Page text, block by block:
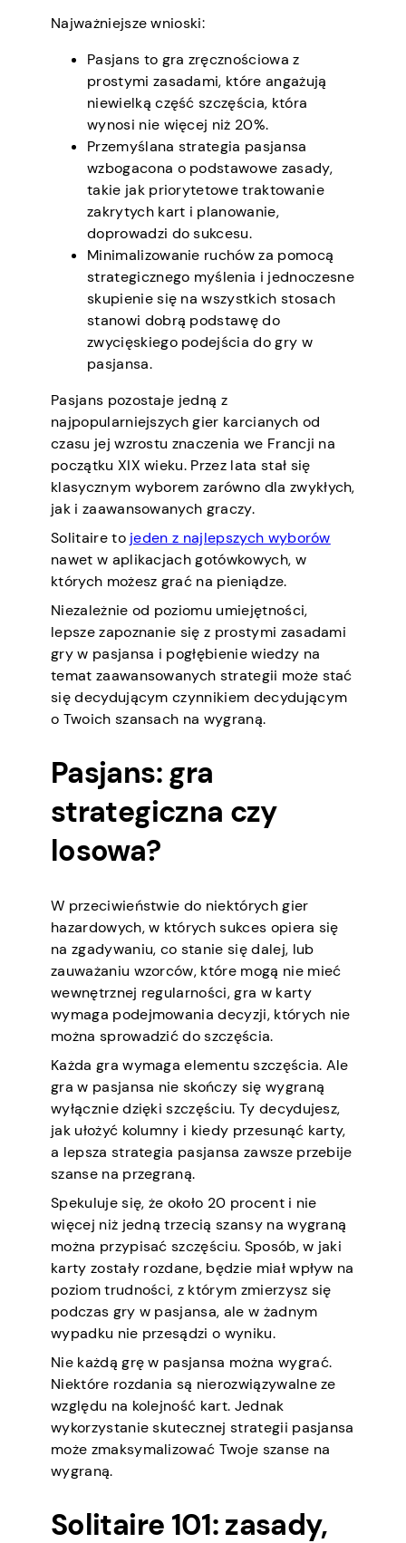
Najważniejsze wnioski:
Pasjans to gra zręcznościowa z
prostymi zasadami, które angażują
niewielką część szczęścia, która
wynosi nie więcej niż 20%.
Przemyślana strategia pasjansa
wzbogacona o podstawowe zasady,
takie jak priorytetowe traktowanie
zakrytych kart i planowanie,
doprowadzi do sukcesu.
Minimalizowanie ruchów za pomocą
strategicznego myślenia i jednoczesne
skupienie się na wszystkich stosach
stanowi dobrą podstawę do
zwycięskiego podejścia do gry w
pasjansa.
Pasjans pozostaje jedną z
najpopularniejszych gier karcianych od
czasu jej wzrostu znaczenia we Francji na
początku XIX wieku. Przez lata stał się
klasycznym wyborem zarówno dla zwykłych,
jak i zaawansowanych graczy.
Solitaire to jeden z najlepszych wyborów
nawet w aplikacjach gotówkowych, w
których możesz grać na pieniądze.
Niezależnie od poziomu umiejętności,
lepsze zapoznanie się z prostymi zasadami
gry w pasjansa i pogłębienie wiedzy na
temat zaawansowanych strategii może stać
się decydującym czynnikiem decydującym
o Twoich szansach na wygraną.
Pasjans: gra
strategiczna czy
losowa?
W przeciwieństwie do niektórych gier
hazardowych, w których sukces opiera się
na zgadywaniu, co stanie się dalej, lub
zauważaniu wzorców, które mogą nie mieć
wewnętrznej regularności, gra w karty
wymaga podejmowania decyzji, których nie
można sprowadzić do szczęścia.
Każda gra wymaga elementu szczęścia. Ale
gra w pasjansa nie skończy się wygraną
wyłącznie dzięki szczęściu. Ty decydujesz,
jak ułożyć kolumny i kiedy przesunąć karty,
a lepsza strategia pasjansa zawsze przebije
szanse na przegraną.
Spekuluje się, że około 20 procent i nie
więcej niż jedną trzecią szansy na wygraną
można przypisać szczęściu. Sposób, w jaki
karty zostały rozdane, będzie miał wpływ na
poziom trudności, z którym zmierzysz się
podczas gry w pasjansa, ale w żadnym
wypadku nie przesądzi o wyniku.
Nie każdą grę w pasjansa można wygrać.
Niektóre rozdania są nierozwiązywalne ze
względu na kolejność kart. Jednak
wykorzystanie skutecznej strategii pasjansa
może zmaksymalizować Twoje szanse na
wygraną.
Solitaire 101: zasady,